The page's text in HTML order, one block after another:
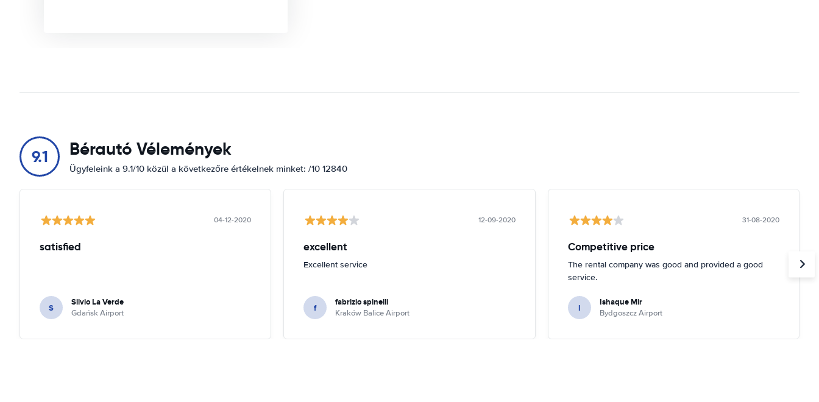
9.1 Bérautó Vélemények
Ügyfeleink a 9.1/10 közül a következőre értékelnek minket: /10 12840
04-12-2020
satisfied
S Silvio La Verde
Gdańsk Airport
12-09-2020
excellent
Excellent service
f fabrizio spinelli
Kraków Balice Airport
31-08-2020
Competitive price
The rental company was good and provided a good
service.
I Ishaque Mir
Bydgoszcz Airport